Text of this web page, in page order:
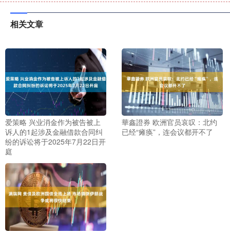
相关文章
爱策略 兴业消金作为被告被上
诉人的1起涉及金融借款合同纠
纷的诉讼将于2025年7月22日开
庭
華鑫證券 欧洲官员哀叹：北约
已经“瘫痪”，连会议都开不了